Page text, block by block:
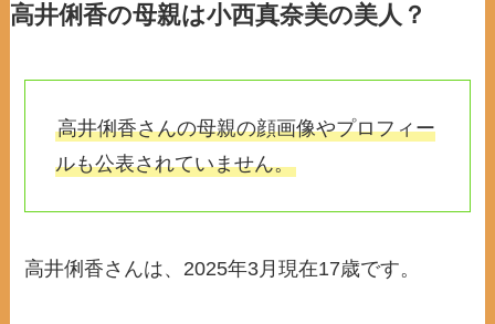
高井俐香の母親は小西真奈美の美人？
高井俐香さんの母親の顔画像やプロフィー
ルも公表されていません。
高井俐香さんは、2025年3月現在17歳です。